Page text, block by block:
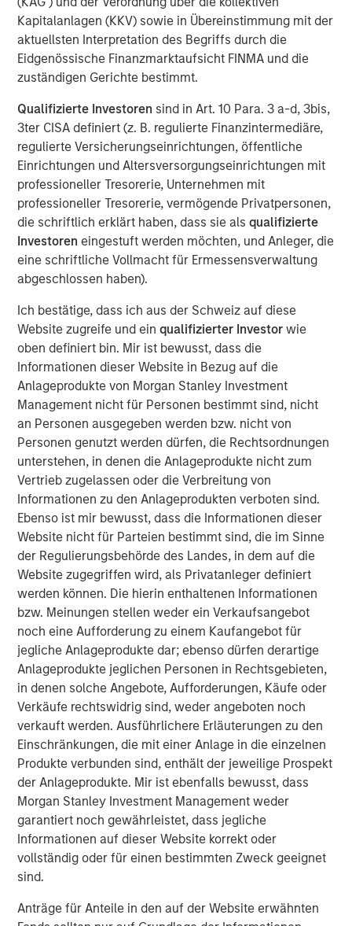
Kapitalanlagen (KKV) sowie in Übereinstimmung mit der
aktuellsten Interpretation des Begriffs durch die
Eidgenössische Finanzmarktaufsicht FINMA und die
zuständigen Gerichte bestimmt.
Qualifizierte Investoren sind in Art. 10 Para. 3 a-d, 3bis,
3ter CISA definiert (z. B. regulierte Finanzintermediäre,
regulierte Versicherungseinrichtungen, öffentliche
Einrichtungen und Altersversorgungseinrichtungen mit
professioneller Tresorerie, Unternehmen mit
professioneller Tresorerie, vermögende Privatpersonen,
die schriftlich erklärt haben, dass sie alsqualifizierte
Investoren eingestuft werden möchten, und Anleger, die
eine schriftliche Vollmacht für Ermessensverwaltung
abgeschlossen haben).
Ich bestätige, dass ich aus der Schweiz auf diese
Website zugreife und ein qualifizierter Investor wie
oben definiert bin. Mir ist bewusst, dass die
Informationen dieser Website in Bezug auf die
Anlageprodukte von Morgan Stanley Investment
Management nicht für Personen bestimmt sind, nicht
an Personen ausgegeben werden bzw. nicht von
Personen genutzt werden dürfen, die Rechtsordnungen
unterstehen, in denen die Anlageprodukte nicht zum
Vertrieb zugelassen oder die Verbreitung von
Informationen zu den Anlageprodukten verboten sind.
Ebenso ist mir bewusst, dass die Informationen dieser
Website nicht für Parteien bestimmt sind, die im Sinne
der Regulierungsbehörde des Landes, in dem auf die
Website zugegriffen wird, als Privatanleger definiert
werden können. Die hierin enthaltenen Informationen
bzw. Meinungen stellen weder ein Verkaufsangebot
noch eine Aufforderung zu einem Kaufangebot für
jegliche Anlageprodukte dar; ebenso dürfen derartige
Anlageprodukte jeglichen Personen in Rechtsgebieten,
in denen solche Angebote, Aufforderungen, Käufe oder
Verkäufe rechtswidrig sind, weder angeboten noch
verkauft werden. Ausführlichere Erläuterungen zu den
Einschränkungen, die mit einer Anlage in die einzelnen
Produkte verbunden sind, enthält der jeweilige Prospekt
der Anlageprodukte. Mir ist ebenfalls bewusst, dass
Morgan Stanley Investment Management weder
garantiert noch gewährleistet, dass jegliche
Informationen auf dieser Website korrekt oder
vollständig oder für einen bestimmten Zweck geeignet
sind.
Anträge für Anteile in den auf der Website erwähnten
“NHTV” or the “Fund”), significantly exceeding its original
fundraising target. The Fund seeks to invest in private,
long-term and often illiquid opportunities that are
identified primarily by leveraging the global Morgan
Stanley network and come from a wide range of asset
classes, sectors and geographies. Investors in the Fund,
the first offering from the team, include some of the
world’s largest and most sophisticated institutional
investors as well as qualified individual investors.
“We are extremely pleased that investors have
recognized the strength of our investment team and the
potential of this innovative product,” said David N. Miller,
Head of Private Credit and Equity for Morgan Stanley
Investment Management. “The Fund has a truly
differentiated strategy that identifies investments not
constrained by traditional asset class definitions.This
flexible approach coupled with access to proprietary
opportunities sourced through Morgan Stanley’s global
network has enabled us to create what we believe is a
unique offering with a strong value proposition.”
The Morgan Stanley Tactical Value Investing team will
directly interface with the global Morgan Stanley platform
to source proprietary transactions across Global Capital
Markets, Investment Banking, Sales & Trading, Wealth
Management and Investment Management in addition to
the Team’s proprietary network. The team focuses on
providing nimble, opportunistic capital and has the ability
to tailor bespoke solutions for each investment.
“Given the scarcity of opportunistic capital, we see a
clear opening in the market for a fund to fill the
supply/demand gap,” said Thomas Cahill, Co-Head of
Morgan Stanley Tactical Value Investing. “Our team's
structuring expertise, complemented by Morgan Stanley's
broad capabilities and transaction knowledge, enable us
to address a company’s unique capital needs or
idiosyncratic risks.”
Pedro Teixeira, Co-Head of Morgan Stanley Tactical Value
Investing, added: “We believe the Fund has distinct and
tangible advantages throughout the investment lifecycle
by having access to the best in class resources of the
Morgan Stanley platform. With a broad investment
mandate, we are able to pursue complex, unique
opportunities and seek to build an uncorrelated portfolio
of attractive investments.”
About Morgan Stanley Tactical Value Investing